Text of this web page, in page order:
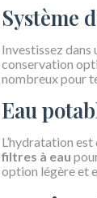
Système
Investissez
conservation
nombreux pour
Eau
L’hydratation
filtres à eau
option légère et